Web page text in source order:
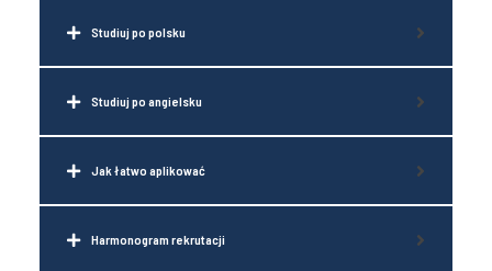
Studiuj po polsku
Studiuj po angielsku
Jak łatwo aplikować
Harmonogram rekrutacji